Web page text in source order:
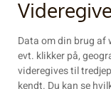
Data om din brug af
evt. klikker på,
videregives til
kendt. Du kan se